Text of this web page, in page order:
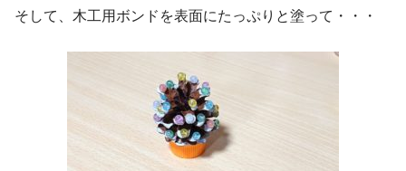
そして、木工用ボンドを表面にたっぷりと塗って・・・